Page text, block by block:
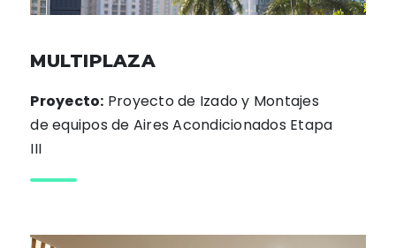
MULTIPLAZA
Proyecto: Proyecto de Izado y Montajes
de equipos de Aires Acondicionados Etapa
III